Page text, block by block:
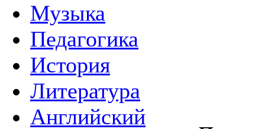
Музыка
Педагогика
История
Литература
Английский